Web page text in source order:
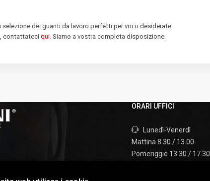
dei guanti da lavoro perfetti per voi o desiderate
contattateciqui. Siamo a vostra completa disposizione.
ORARI UFFICI
Lunedì-Venerdì
Mattina 8.30 / 13.00
Pomeriggio 13.30 / 17.30